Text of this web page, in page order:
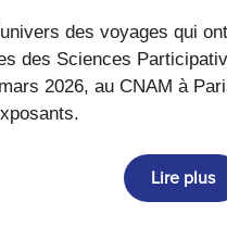
des voyages qui
des Sciences
2026, au CNAM à
Lire plus